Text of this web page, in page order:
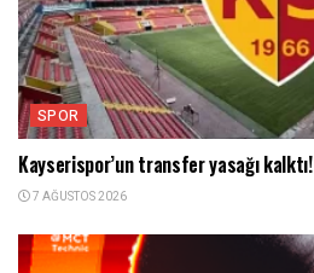
SPOR
Kayserispor’un transfer yasağı kalktı!
7 AĞUSTOS 2026